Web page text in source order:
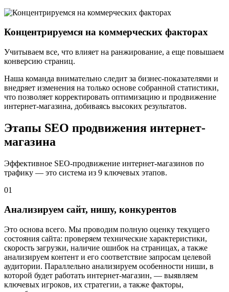
Концентрируемся на коммерческих факторах
Учитываем все, что влияет на ранжирование, а еще повышаем
конверсию страниц.
Наша команда внимательно следит за бизнес-показателями и
внедряет изменения на только основе собранной статистики,
что позволяет корректировать оптимизацию и продвижение
интернет-магазина, добиваясь высоких результатов.
Этапы SEO продвижения интернет-
магазина
Эффективное SEO-продвижение интернет-магазинов по
трафику — это система из 9 ключевых этапов.
01
Анализируем сайт, нишу, конкурентов
Это основа всего. Мы проводим полную оценку текущего
состояния сайта: проверяем технические характеристики,
скорость загрузки, наличие ошибок на страницах, а также
анализируем контент и его соответствие запросам целевой
аудитории. Параллельно анализируем особенности ниши, в
которой будет работать интернет-магазин, — выявляем
ключевых игроков, их стратегии, а также факторы,